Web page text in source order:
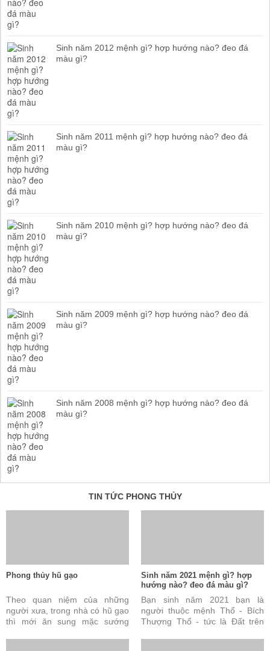
Sinh năm 2012 mệnh gì? hợp hướng nào? đeo đá
màu gì?
Sinh năm 2011 mệnh gì? hợp hướng nào? đeo đá
màu gì?
Sinh năm 2010 mệnh gì? hợp hướng nào? đeo đá
màu gì?
Sinh năm 2009 mệnh gì? hợp hướng nào? đeo đá
màu gì?
Sinh năm 2008 mệnh gì? hợp hướng nào? đeo đá
màu gì?
TIN TỨC PHONG THỦY
Phong thủy hũ gạo
Theo quan niệm của những
người xưa, trong nhà có hũ gạo
thì mới ăn sung mặc sướng
Sinh năm 2021 mệnh gì? hợp
hướng nào? đeo đá màu gì?
Bạn sinh năm 2021 bạn là
người thuộc mệnh Thổ - Bích
Thượng Thổ - tức là Đất trên